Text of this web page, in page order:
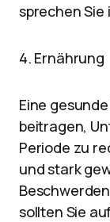
sprechen Sie
4. Ernährung
Eine
beitragen,
Periode zu
und stark
sollten Sie